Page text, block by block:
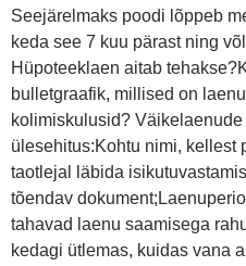
Seejärelmaks poodi lõppeb
keda see 7 kuu pärast ning
Hüpoteeklaen aitab
bulletgraafik, millised on
kolimiskulusid?
ülesehitus:Kohtu nimi, kellest
taotlejal läbida
tõendav
tahavad laenu saamisega
kedagi ütlemas, kuidas vana